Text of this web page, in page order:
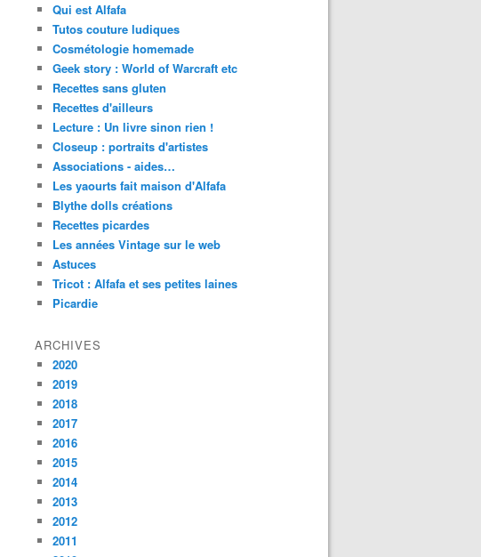
Qui est Alfafa
Tutos couture ludiques
Cosmétologie homemade
Geek story : World of Warcraft etc
Recettes sans gluten
Recettes d'ailleurs
Lecture : Un livre sinon rien !
Closeup : portraits d'artistes
Associations - aides…
Les yaourts fait maison d'Alfafa
Blythe dolls créations
Recettes picardes
Les années Vintage sur le web
Astuces
Tricot : Alfafa et ses petites laines
Picardie
ARCHIVES
2020
2019
2018
2017
2016
2015
2014
2013
2012
2011